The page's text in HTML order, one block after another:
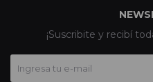
¡Suscribite y recibí